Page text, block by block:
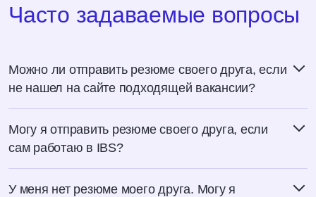
Часто задаваемые вопросы
Можно ли отправить резюме своего друга, если
не нашел на сайте подходящей вакансии?
Могу я отправить резюме своего друга, если
сам работаю в IBS?
У меня нет резюме моего друга. Могу я